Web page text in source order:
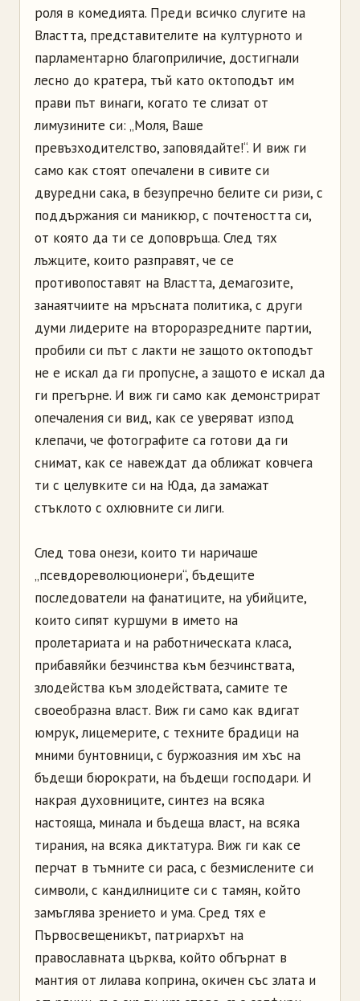
роля в комедията. Преди всичко слугите на
Властта, представителите на културното и
парламентарно благоприличие, достигнали
лесно до кратера, тъй като октоподът им
прави път винаги, когато те слизат от
лимузините си: „Моля, Ваше
превъзходителство, заповядайте!“. И виж ги
само как стоят опечалени в сивите си
двуредни сака, в безупречно белите си ризи, с
поддържания си маникюр, с почтеността си,
от която да ти се доповръща. След тях
лъжците, които разправят, че се
противопоставят на Властта, демагозите,
занаятчиите на мръсната политика, с други
думи лидерите на второразредните партии,
пробили си път с лакти не защото октоподът
не е искал да ги пропусне, а защото е искал да
ги прегърне. И виж ги само как демонстрират
опечаления си вид, как се уверяват изпод
клепачи, че фотографите са готови да ги
снимат, как се навеждат да оближат ковчега
ти с целувките си на Юда, да замажат
стъклото с охлювните си лиги.
След това онези, които ти наричаше
„псевдореволюционери“, бъдещите
последователи на фанатиците, на убийците,
които сипят куршуми в името на
пролетариата и на работническата класа,
прибавяйки безчинства към безчинствата,
злодейства към злодействата, самите те
своеобразна власт. Виж ги само как вдигат
юмрук, лицемерите, с техните брадици на
мними бунтовници, с буржоазния им хъс на
бъдещи бюрократи, на бъдещи господари. И
накрая духовниците, синтез на всяка
настояща, минала и бъдеща власт, на всяка
тирания, на всяка диктатура. Виж ги как се
перчат в тъмните си раса, с безмислените си
символи, с кандилниците си с тамян, който
замъглява зрението и ума. Сред тях е
Първосвещеникът, патриархът на
православната църква, който обгърнат в
мантия от лилава коприна, окичен със злата и